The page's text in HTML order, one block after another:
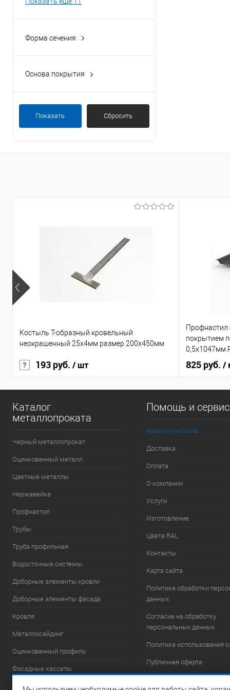
Форма сечения
Основа покрытия
Показать Сбросить
Костыль Т-образный кровельный
неокрашенный 25х4мм размер 200х450мм
193 руб. / шт
покрытием
0,5х1047мм
825 руб. /
Каталог
металлопроката
Черный металлопрокат
Оцинкованный металл
Цветные металлы
Нержавейка
Профнастил
Трубы
Труба профильная
Водосточные системы
Доборные элементы кровли
Доборные элементы фасада
Кровля
Металлосайдинг
Оцинкованный профиль
Фасадные кассеты
Фасадные системы
Помощь и
Каталог металла
Доставка
Оплата
О компании
Услуги
Изготовление
Цвета RAL
Контакты
Карта сайта
Политика обработки
данных
Согласие на обработку
персональных данных
Политика использования
Публичная оферта